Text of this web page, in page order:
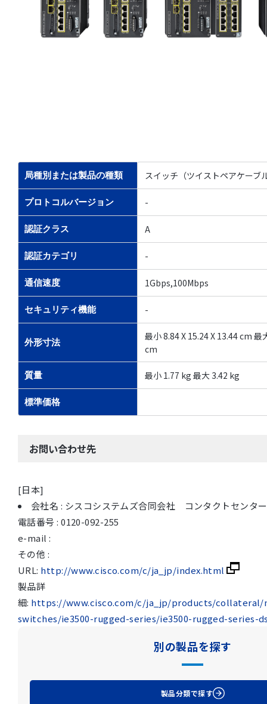
局種別または製品の種類 スイッチ（ツイストペアケーブ
プロトコルバージョン -
認証クラス A
認証カテゴリ -
通信速度 1Gbps,100Mbps
セキュリティ機能 -
外形寸法
最小 8.84 X 15.24 X 13.44 cm 最
cm
質量 最小 1.77 kg 最大 3.42 kg
標準価格
お問い合わせ先
[日本]
会社名 : シスコシステムズ合同会社 コンタクトセンター
電話番号 : 0120-092-255
e-mail :
その他 :
URL: http://www.cisco.com/c/ja_jp/index.html
製品詳
細: https://www.cisco.com/c/ja_jp/products/
switches/ie3500-rugged-series/ie3500-rugged-series-
別の製品を探す
製品分類で探す